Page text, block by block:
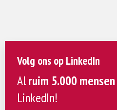
Volg ons op LinkedIn
Alruim 5.000 mensen
LinkedIn!